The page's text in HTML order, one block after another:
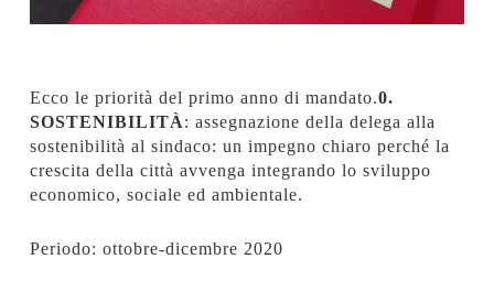
Ecco le priorità del primo anno di mandato.0.
SOSTENIBILITÀ: assegnazione della delega alla
sostenibilità al sindaco: un impegno chiaro perché la
crescita della città avvenga integrando lo sviluppo
economico, sociale ed ambientale.
Periodo: ottobre-dicembre 2020